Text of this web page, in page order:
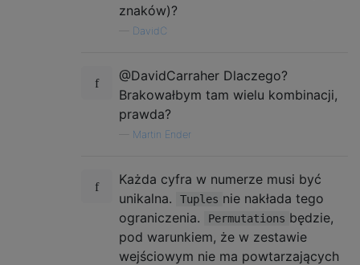
znaków)?
DavidC
@DavidCarraher Dlaczego?
Brakowałbym tam wielu kombinacji,
prawda?
Martin Ender
Każda cyfra w numerze musi być
unikalna.
Tuples nie nakłada tego
ograniczenia.
Permutations będzie,
pod warunkiem, że w zestawie
wejściowym nie ma powtarzających